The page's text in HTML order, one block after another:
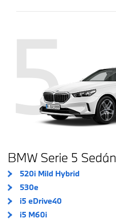
BMW Serie 5 Sedán
520i Mild Hybrid
530e
i5 eDrive40
i5 M60i
5